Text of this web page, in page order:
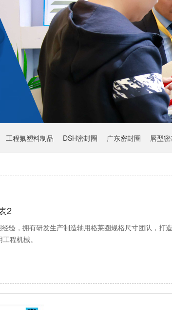
工程氟塑料制品 DSH密封圈 广东密封圈 唇型
2
验，拥有研发生产制造轴用格莱圈规格尺寸团队，打
程机械。